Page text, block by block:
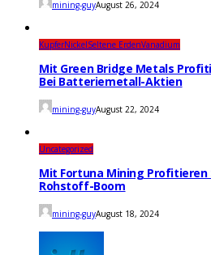
mining-guyAugust 26, 2024
KupferNickelSeltene ErdenVanadium
Mit Green Bridge Metals
Bei Batteriemetall-Aktien
mining-guyAugust 22, 2024
Uncategorized
Mit Fortuna Mining Profitieren
Rohstoff-Boom
mining-guyAugust 18, 2024